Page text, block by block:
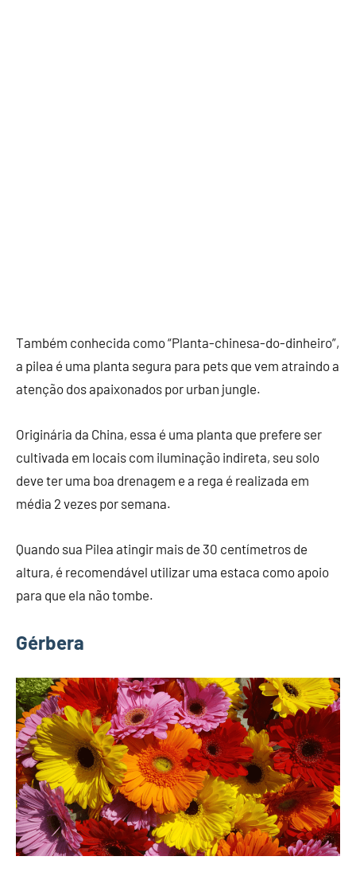
Também conhecida como “Planta-chinesa-do-dinheiro”,
a pilea é uma planta segura para pets que vem atraindo a
atenção dos apaixonados por urban jungle.
Originária da China, essa é uma planta que prefere ser
cultivada em locais com iluminação indireta, seu solo
deve ter uma boa drenagem e a rega é realizada em
média 2 vezes por semana.
Quando sua Pilea atingir mais de 30 centímetros de
altura, é recomendável utilizar uma estaca como apoio
para que ela não tombe.
Gérbera